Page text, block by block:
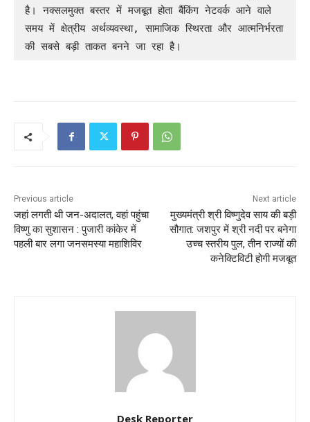
है। नक्सलमुक्त बस्तर में मजबूत होता बैंकिंग नेटवर्क आने वाले
समय में क्षेत्रीय अर्थव्यवस्था, सामाजिक स्थिरता और आत्मनिर्भरता
की सबसे बड़ी ताकत बनने जा रहा है।
Previous article
जहां लगती थी जन-अदालत, वहां पहुंचा
विष्णु का सुशासन : पुजारी कांकेर में
पहली बार लगा जनसमस्या महाशिविर
Next article
मुख्यमंत्री श्री विष्णुदेव साय की बड़ी
सौगात: जशपुर में श्री नदी पर बनेगा
उच्च स्तरीय पुल, तीन राज्यों की
कनेक्टिविटी होगी मजबूत
Desk Reporter